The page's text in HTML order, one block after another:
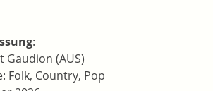
:
(AUS)
Folk, Country, Pop